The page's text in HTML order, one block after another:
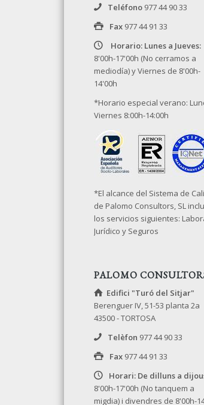
Teléfono977 44 90 33
Fax977 44 91 33
Horario: Lunes a Jueves:
8'00h-17'00h (No cerramos a
mediodía) y Viernes de 8'00h-
14'00h
*Horario especial verano:
Viernes 8:00h-14:00h
*El alcance del Sistema de
de Palomo Consultors, SL
los servicios siguientes:
Jurídico y Seguros
PALOMO
Edifici "Turó del Sitjar"
Berenguer IV, 51-53 planta 2a
43500 - TORTOSA
Telèfon 977 44 90 33
Fax977 44 91 33
Horari: De dilluns a
8'00h-17'00h (No tanquem a
migdia) i divendres de 8'00h-